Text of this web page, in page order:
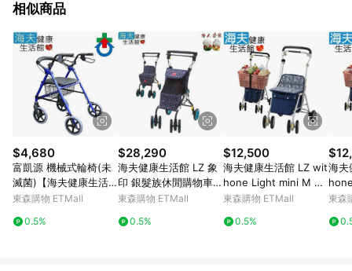
的購回饋活動享Yahoo超贈點回饋者 - 購物中心商店之商品：商
3. 訂單回饋金額將扣除運費/購物金/超贈點/福利金/紅利折抵/折
價券等虛擬貨幣折抵 4. 大宗採購或批發轉賣不具回饋資格： 如
有相關事證認定您為大宗採購、批發轉賣而非最終消費使用者，
相關認定以Yahoo購物中心之認定為準
相似商品
$4,680
富凱源 機械式輪椅(未
滅菌)【海夫健康生活
館】杏華 高度可調 前
準款(833)
東森購物 ETMall
0.5%
$28,290
海夫健康生活館 LZ 象
印 銀髮族休閒購物車
佩斯利漩渦(海軍藍)
東森購物 ETMall
0.5%
$12,500
海夫健康生活館 LZ wit
hone Light mini M 步
行車 藍花園(D0215-0
東森購物 ETMall
0.5%
海夫
行
東森